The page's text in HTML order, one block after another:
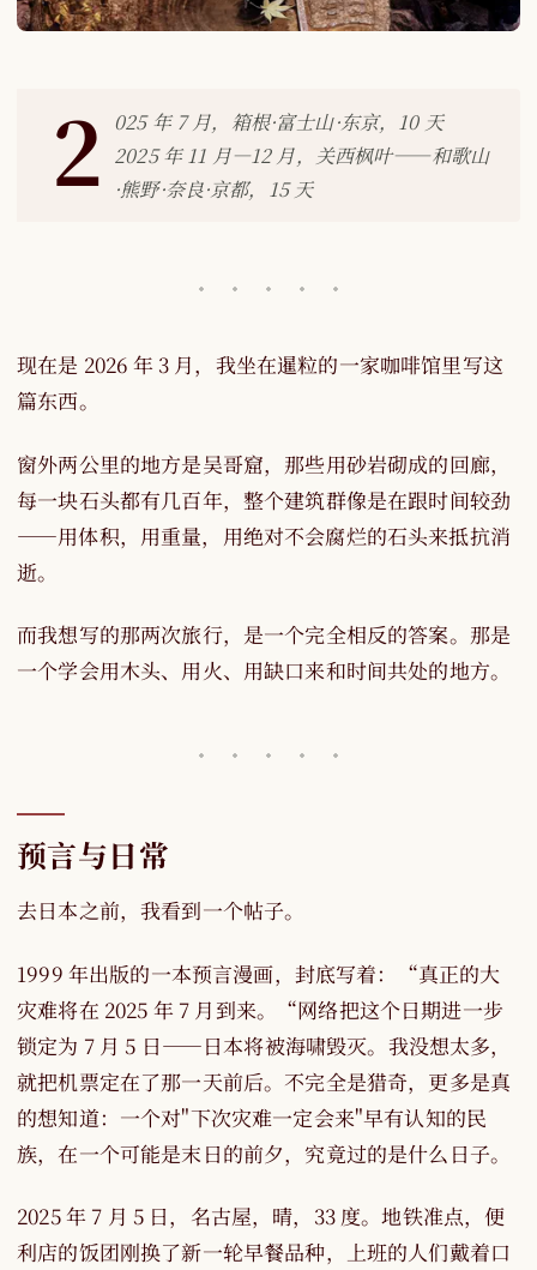
2 025 年 7 月，箱根·富士山·东京，10 天
2025 年 11 月—12 月，关西枫叶——和歌山
·熊野·奈良·京都，15 天
现在是 2026 年 3 月，我坐在暹粒的一家咖啡馆里写这
篇东西。
窗外两公里的地方是吴哥窟，那些用砂岩砌成的回廊，
每一块石头都有几百年，整个建筑群像是在跟时间较劲
——用体积，用重量，用绝对不会腐烂的石头来抵抗消
逝。
而我想写的那两次旅行，是一个完全相反的答案。那是
一个学会用木头、用火、用缺口来和时间共处的地方。
预言与日常
去日本之前，我看到一个帖子。
1999 年出版的一本预言漫画，封底写着：“真正的大
灾难将在 2025 年 7 月到来。“网络把这个日期进一步
锁定为 7 月 5 日——日本将被海啸毁灭。我没想太多，
就把机票定在了那一天前后。不完全是猎奇，更多是真
的想知道：一个对"下次灾难一定会来"早有认知的民
族，在一个可能是末日的前夕，究竟过的是什么日子。
2025 年 7 月 5 日，名古屋，晴，33 度。地铁准点，便
利店的饭团刚换了新一轮早餐品种，上班的人们戴着口